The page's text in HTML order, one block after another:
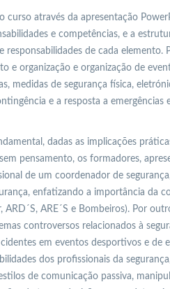
curso através da apresentação
e competências, e a
responsabilidades de cada elemento.
e organização e organização de
medidas de segurança física,
e a resposta a emergências
dadas as implicações
pensamento, os formadores,
de um coordenador de
enfatizando a importância da
ARE´S e Bombeiros). Por
controversos relacionados à
em eventos desportivos e de
dos profissionais da
de comunicação passiva,